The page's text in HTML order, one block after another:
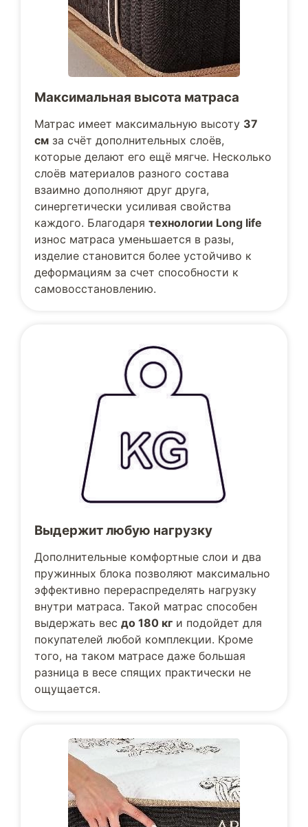
Максимальная высота матраса
Матрас имеет максимальную высоту 37
см за счёт дополнительных слоёв,
которые делают его ещё мягче. Несколько
слоёв материалов разного состава
взаимно дополняют друг друга,
синергетически усиливая свойства
каждого. Благодаря технологии Long life
износ матраса уменьшается в разы,
изделие становится более устойчиво к
деформациям за счет способности к
самовосстановлению.
Выдержит любую нагрузку
Дополнительные комфортные слои и два
пружинных блока позволяют максимально
эффективно перераспределять нагрузку
внутри матраса. Такой матрас способен
выдержать вес до 180 кг и подойдет для
покупателей любой комплекции. Кроме
того, на таком матрасе даже большая
разница в весе спящих практически не
ощущается.